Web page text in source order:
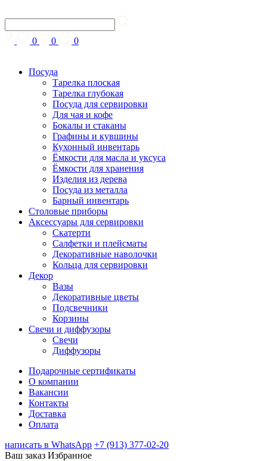
0 0 0
Посуда
Тарелка плоская
Тарелка глубокая
Посуда для сервировки
Для чая и кофе
Бокалы и стаканы
Графины и кувшины
Кухонный инвентарь
Ёмкости для масла и уксуса
Ёмкости для хранения
Изделия из дерева
Посуда из металла
Барный инвентарь
Столовые приборы
Аксессуары для сервировки
Скатерти
Cалфетки и плейсматы
Декоративные наволочки
Кольца для сервировки
Декор
Вазы
Декоративные цветы
Подсвечники
Корзины
Свечи и диффузоры
Свечи
Диффузоры
Подарочные сертификаты
О компании
Вакансии
Контакты
Доставка
Оплата
написать в WhatsApp +7 (913) 377-02-20
Ваш заказ Избранное